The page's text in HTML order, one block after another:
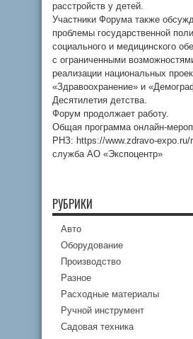
расстройств у детей.
Участники Форума также
проблемы государственной
социального и медицинского
с ограниченными
реализации национальных
«Здравоохранение» и
Десятилетия детства.
Форум продолжает работу.
Общая программа онлайн-
РНЗ: https://www.zdravo-
служба АО «Экспоцентр»
РУБРИКИ
Авто
Оборудование
Производство
Разное
Расходные материалы
Ручной инструмент
Садовая техника